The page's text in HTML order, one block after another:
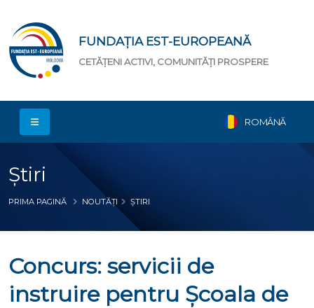
FUNDAȚIA EST-EUROPEANĂ
CETĂȚENI ACTIVI, COMUNITĂȚI PROSPERE
ROMÂNĂ
Știri
PRIMA PAGINĂ NOUTĂȚI ȘTIRI
Concurs: servicii de
instruire pentru Școala de